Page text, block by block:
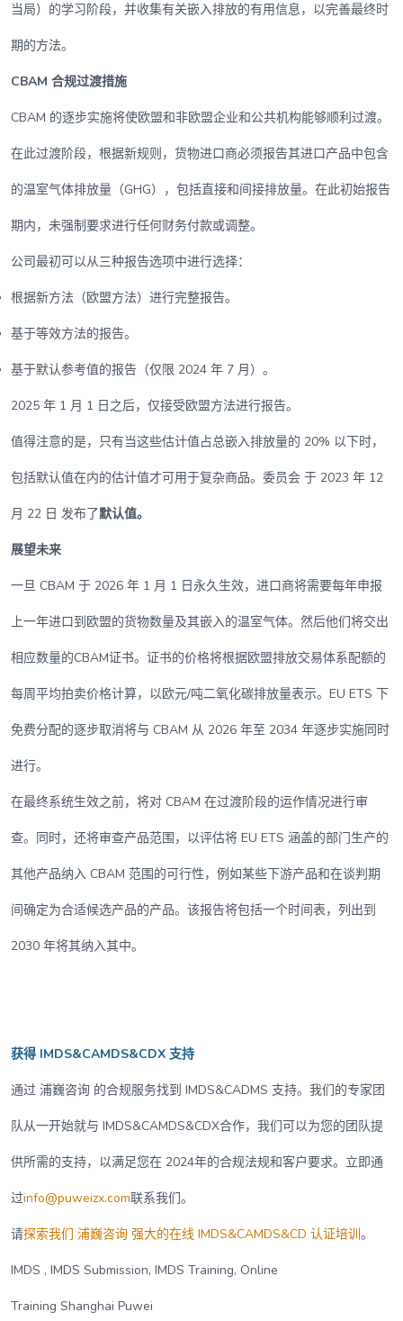
当局）的学习阶段，并收集有关嵌入排放的有用信息，以完善最终时
期的方法。
CBAM 合规过渡措施
CBAM 的逐步实施将使欧盟和非欧盟企业和公共机构能够顺利过渡。
在此过渡阶段，根据新规则，货物进口商必须报告其进口产品中包含
的温室气体排放量（GHG），包括直接和间接排放量。在此初始报告
期内，未强制要求进行任何财务付款或调整。
公司最初可以从三种报告选项中进行选择：
根据新方法（欧盟方法）进行完整报告。
基于等效方法的报告。
基于默认参考值的报告（仅限 2024 年 7 月）。
2025 年 1 月 1 日之后，仅接受欧盟方法进行报告。
值得注意的是，只有当这些估计值占总嵌入排放量的 20% 以下时，
包括默认值在内的估计值才可用于复杂商品。委员会 于 2023 年 12
月 22 日 发布了默认值。
展望未来
一旦 CBAM 于 2026 年 1 月 1 日永久生效，进口商将需要每年申报
上一年进口到欧盟的货物数量及其嵌入的温室气体。然后他们将交出
相应数量的CBAM证书。证书的价格将根据欧盟排放交易体系配额的
每周平均拍卖价格计算，以欧元/吨二氧化碳排放量表示。EU ETS 下
免费分配的逐步取消将与 CBAM 从 2026 年至 2034 年逐步实施同时
进行。
在最终系统生效之前，将对 CBAM 在过渡阶段的运作情况进行审
查。同时，还将审查产品范围，以评估将 EU ETS 涵盖的部门生产的
其他产品纳入 CBAM 范围的可行性，例如某些下游产品和在谈判期
间确定为合适候选产品的产品。该报告将包括一个时间表，列出到
2030 年将其纳入其中。
获得 IMDS&CAMDS&CDX 支持
通过 浦巍咨询 的合规服务找到 IMDS&CADMS 支持。我们的专家团
队从一开始就与 IMDS&CAMDS&CDX合作，我们可以为您的团队提
供所需的支持，以满足您在 2024年的合规法规和客户要求。立即通
过info@puweizx.com联系我们。
请探索我们 浦巍咨询 强大的在线 IMDS&CAMDS&CD 认证培训 。
IMDS , IMDS Submission, IMDS Training, Online
Training Shanghai Puwei